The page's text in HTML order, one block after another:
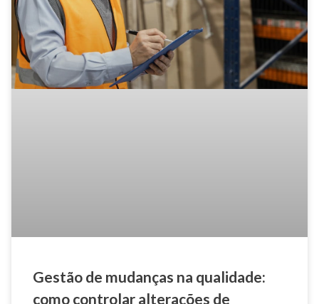
Gestão de mudanças na qualidade:
como controlar alterações de